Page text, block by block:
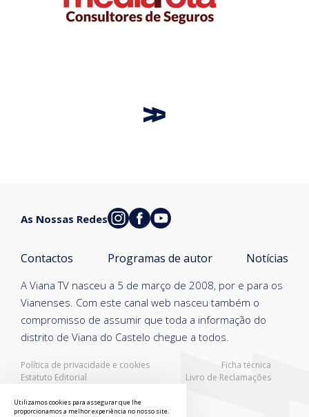
Política de privacidade e cookies
Ficha técnica
Estatuto Editorial
Livro de Reclamações
A Viana TV nasceu a 5 de março de 2008, por e para os
Vianenses. Com este canal web nasceu também o
compromisso de assumir que toda a informação do
distrito de Viana do Castelo chegue a todos.
Contactos Programas de autor Notícias
As Nossas Redes
Utilizamos cookies para assegurar que lhe
proporcionamos a melhor experiência no nosso site.